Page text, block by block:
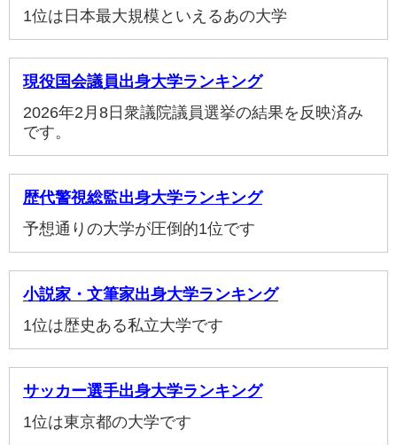
1位は日本最大規模といえるあの大学
現役国会議員出身大学ランキング
2026年2月8日衆議院議員選挙の結果を反映済み
です。
歴代警視総監出身大学ランキング
予想通りの大学が圧倒的1位です
小説家・文筆家出身大学ランキング
1位は歴史ある私立大学です
サッカー選手出身大学ランキング
1位は東京都の大学です